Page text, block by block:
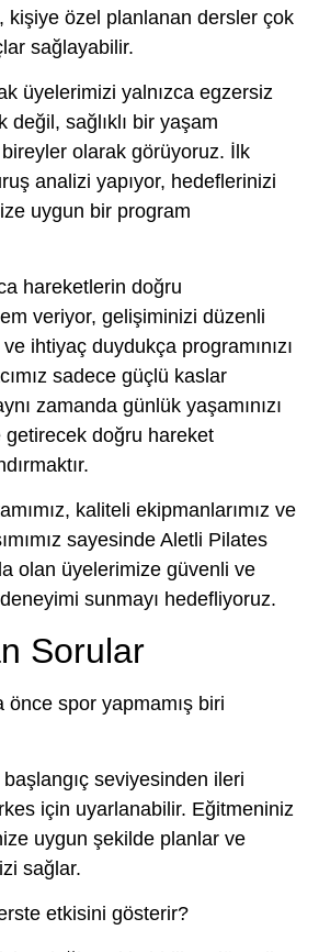
kişiye özel planlanan dersler çok
sağlayabilir.
üyelerimizi yalnızca egzersiz
değil, sağlıklı bir yaşam
olarak görüyoruz. İlk
analizi yapıyor, hedeflerinizi
uygun bir program
hareketlerin doğru
veriyor, gelişiminizi düzenli
ihtiyaç duydukça programınızı
sadece güçlü kaslar
zamanda günlük yaşamınızı
doğru hareket
kaliteli ekipmanlarımız ve
sayesinde Aletli Pilates
olan üyelerimize güvenli ve
sunmayı hedefliyoruz.
Sorular
spor yapmamış biri
seviyesinden ileri
için uyarlanabilir. Eğitmeniniz
uygun şekilde planlar ve
sağlar.
etkisini gösterir?